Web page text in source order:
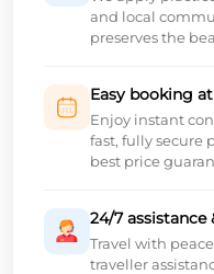
and local
preserves the
Easy booking
Enjoy instant
fast, fully secure
best price
24/7
Travel with
traveller